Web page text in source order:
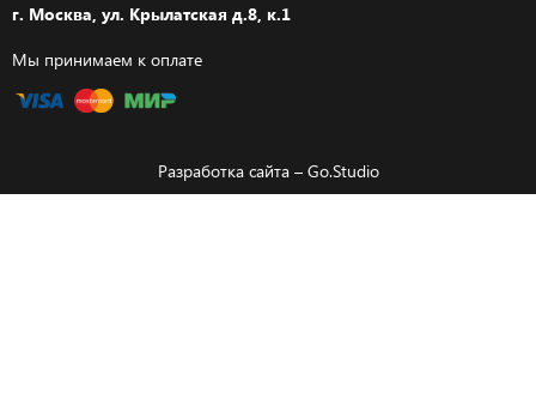
г. Москва, ул. Крылатская д.8, к.1
Мы принимаем к оплате
Разработка сайта – Go.Studio